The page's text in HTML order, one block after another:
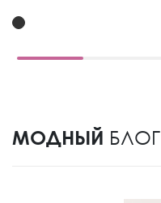
МОДНЫЙ БЛОГ